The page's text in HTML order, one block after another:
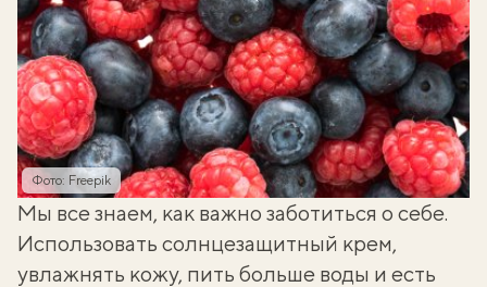
Фото: Freepik
Мы все знаем, как важно заботиться о себе.
Использовать солнцезащитный крем,
увлажнять кожу, пить больше воды и есть